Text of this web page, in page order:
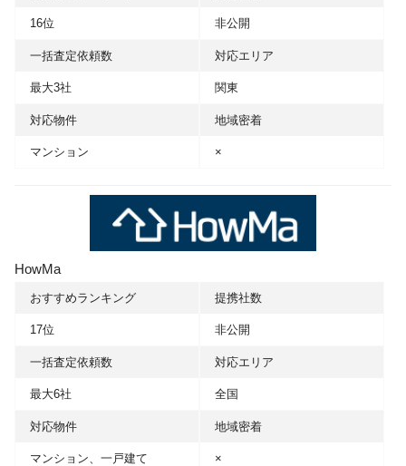
16位 非公開
一括査定依頼数
最大3社
対応エリア
関東
対応物件
マンション
地域密着
×
HowMa
おすすめランキング
17位
提携社数
非公開
一括査定依頼数
最大6社
対応エリア
全国
対応物件
マンション、一戸建て
地域密着
×